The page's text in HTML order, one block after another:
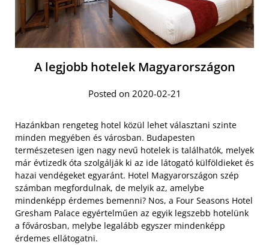
A legjobb hotelek Magyarországon
Posted on 2020-02-21
Hazánkban rengeteg hotel közül lehet választani szinte
minden megyében és városban. Budapesten
természetesen igen nagy nevű hotelek is találhatók, melyek
már évtizedk óta szolgálják ki az ide látogató külföldieket és
hazai vendégeket egyaránt. Hotel Magyarországon szép
számban megfordulnak, de melyik az, amelybe
mindenképp érdemes bemenni? Nos, a Four Seasons Hotel
Gresham Palace egyértelműen az egyik legszebb hotelünk
a fővárosban, melybe legalább egyszer mindenképp
érdemes ellátogatni.